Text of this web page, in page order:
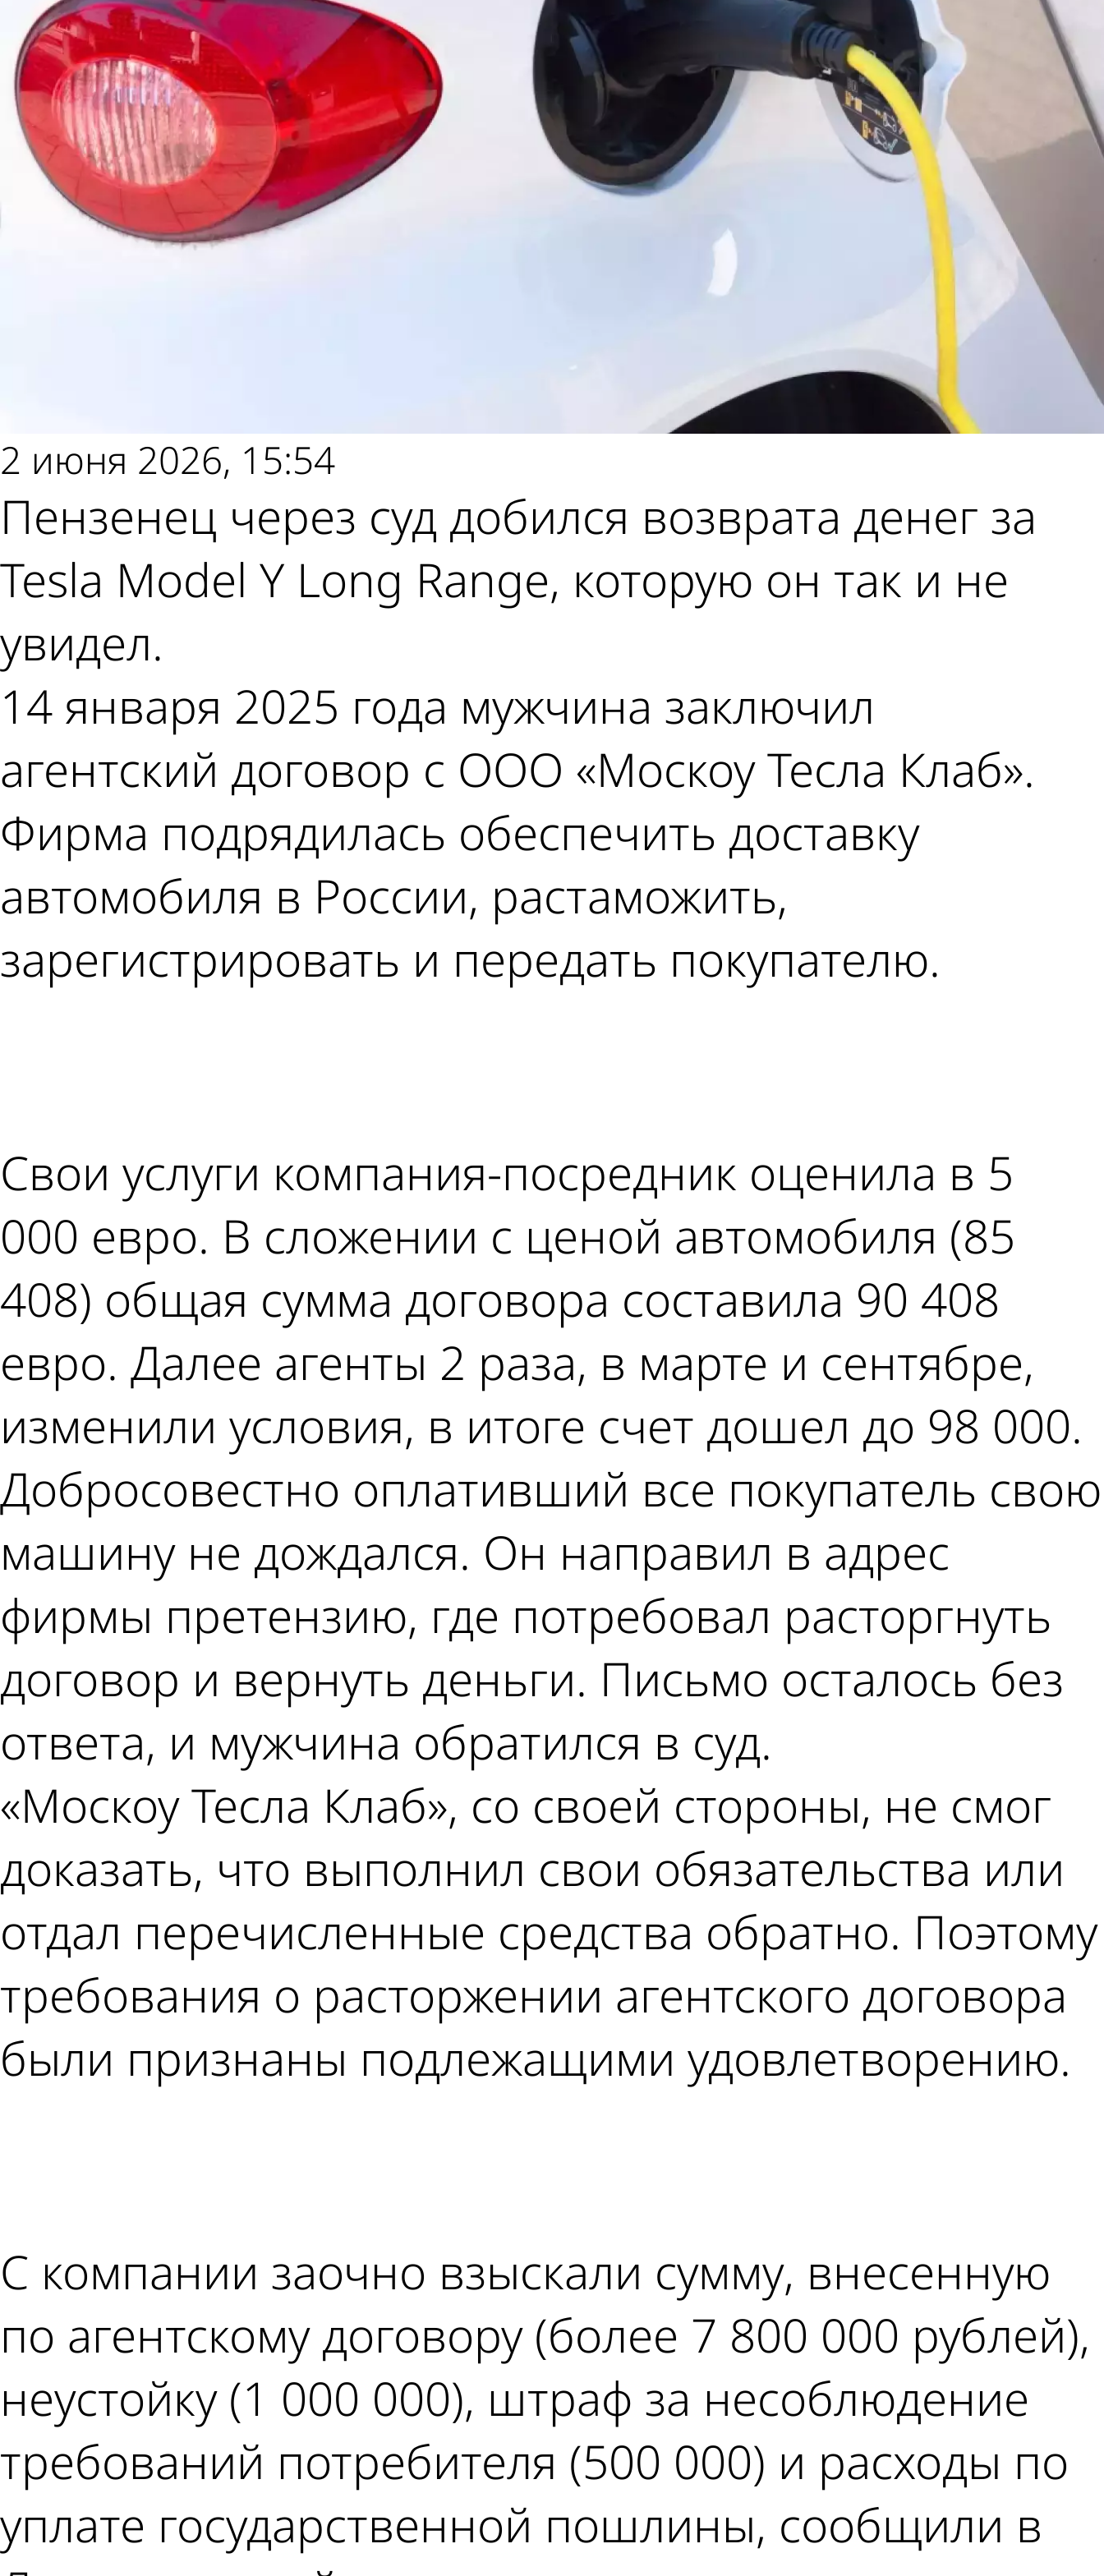
2 июня 2026, 15:54
Пензенец через суд добился возврата денег за
Tesla Model Y Long Range, которую он так и не
увидел.
14 января 2025 года мужчина заключил
агентский договор с ООО «Москоу Тесла Клаб».
Фирма подрядилась обеспечить доставку
автомобиля в России, растаможить,
зарегистрировать и передать покупателю.
Свои услуги компания-посредник оценила в 5
000 евро. В сложении с ценой автомобиля (85
408) общая сумма договора составила 90 408
евро. Далее агенты 2 раза, в марте и сентябре,
изменили условия, в итоге счет дошел до 98 000.
Добросовестно оплативший все покупатель свою
машину не дождался. Он направил в адрес
фирмы претензию, где потребовал расторгнуть
договор и вернуть деньги. Письмо осталось без
ответа, и мужчина обратился в суд.
«Москоу Тесла Клаб», со своей стороны, не смог
доказать, что выполнил свои обязательства или
отдал перечисленные средства обратно. Поэтому
требования о расторжении агентского договора
были признаны подлежащими удовлетворению.
С компании заочно взыскали сумму, внесенную
по агентскому договору (более 7 800 000 рублей),
неустойку (1 000 000), штраф за несоблюдение
требований потребителя (500 000) и расходы по
уплате государственной пошлины, сообщили в